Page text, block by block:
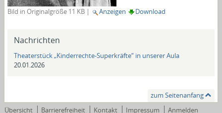
Bild in Originalgröße 11 KB | Anzeigen Download
Nachrichten
Theaterstück „Kinderrechte-Superkräfte“ in unserer Aula
20.01.2026
zum Seitenanfang
Übersicht
Barrierefreiheit Kontakt Impressum Anmelden